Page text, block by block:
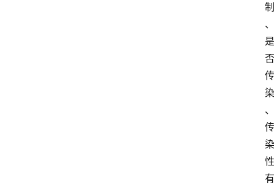
制
、
是
否
传
染
、
传
染
性
有